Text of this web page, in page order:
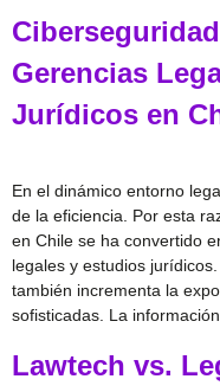
Gerencias
Jurídicos en
En el dinámico entorno
de la eficiencia. Por esta
en Chile se ha convertido
legales y estudios
también incrementa la
sofisticadas. La
Lawtech vs.